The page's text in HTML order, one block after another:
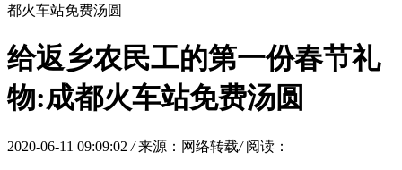
都火车站免费汤圆
给返乡农民工的第一份春节礼
物:成都火车站免费汤圆
2020-06-11 09:09:02 / 来源：网络转载/ 阅读：